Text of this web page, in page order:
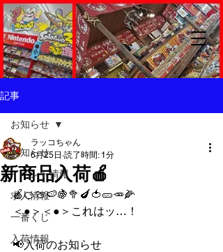
記事
お知らせ
イベント情報
求人情報
一番くじ
入荷情報
お知らせ
新商品入荷🍎
ラッコちゃん
6月25日 読了時間: 1分
🍎🍊🍈🍉🍇🥦🍆🍅🥒🥕🌽
＜●＞＜●＞これはッ…！
📢入荷のお知らせ